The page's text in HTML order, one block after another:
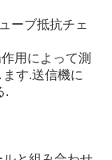
ーブ抵抗チェ
用によって測
す.送信機に
.